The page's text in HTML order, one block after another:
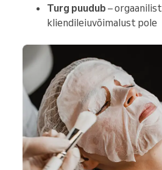
Turg puudub – orgaanilist
kliendileiuvõimalust pole